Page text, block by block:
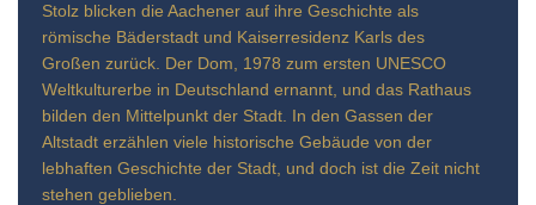
Stolz blicken die Aachener auf ihre Geschichte als
römische Bäderstadt und Kaiserresidenz Karls des
Großen zurück. Der Dom, 1978 zum ersten UNESCO
Weltkulturerbe in Deutschland ernannt, und das Rathaus
bilden den Mittelpunkt der Stadt. In den Gassen der
Altstadt erzählen viele historische Gebäude von der
lebhaften Geschichte der Stadt, und doch ist die Zeit nicht
stehen geblieben.